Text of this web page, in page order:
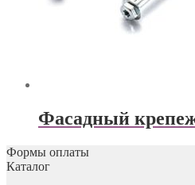
Фасадный
Формы оплаты
Каталог